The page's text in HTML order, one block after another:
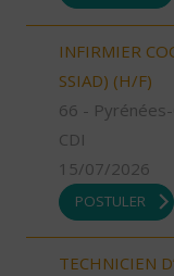
INFIRMIER
SSIAD) (H/F)
66 -
CDI
15/07/2026
POSTULER
TECHNICIEN